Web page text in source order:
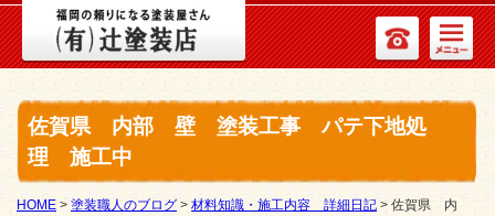
佐賀県 内部 壁 塗装工事 パテ下地処
理 施工中
HOME > 塗装職人のブログ > 材料知識・施工内容 詳細日記 > 佐賀県 内